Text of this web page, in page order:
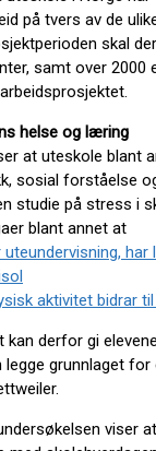
på tvers av de
skal
samt over 2000
helse og læring
at uteskole blant
sosial forståelse
studie på stress i
blant annet at
har
aktivitet bidrar
kan derfor gi
grunnlaget for
viser